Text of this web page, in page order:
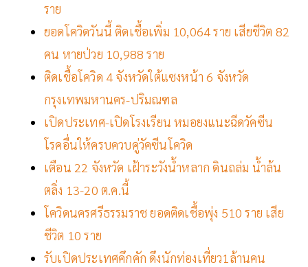
ราย
ยอดโควิดวันนี้ ติดเชื้อเพิ่ม 10,064 ราย เสียชีวิต 82
คน หายป่วย 10,988 ราย
ติดเชื้อโควิด 4 จังหวัดใต้แซงหน้า 6 จังหวัด
กรุงเทพมหานคร-ปริมณฑล
เปิดประเทศ-เปิดโรงเรียน หมอยงแนะฉีดวัคซีน
โรคอื่นให้ครบควบคู่วัคซีนโควิด
เตือน 22 จังหวัด เฝ้าระวังน้ำหลาก ดินถล่ม น้ำล้น
ตลิ่ง 13-20 ต.ค.นี้
โควิดนครศรีธรรมราช ยอดติดเชื้อพุ่ง 510 ราย เสีย
ชีวิต 10 ราย
รับเปิดประเทศคึกคัก ดึงนักท่องเที่ยว1ล้านคน